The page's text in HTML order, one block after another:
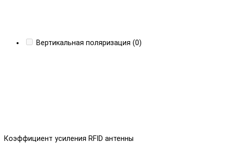
Вертикальная поляризация (0)
Коэффициент усиления RFID антенны